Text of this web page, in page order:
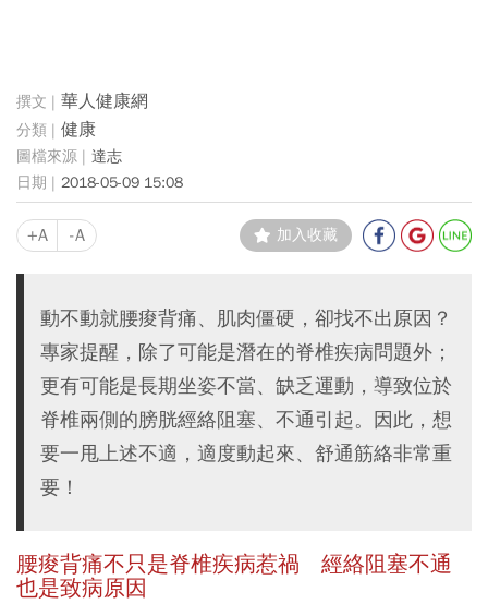
華人健康網
健康
達志
2018-05-09 15:08
+A -A 加入收藏
動不動就腰痠背痛、肌肉僵硬，卻找不出原因？
專家提醒，除了可能是潛在的脊椎疾病問題外；
更有可能是長期坐姿不當、缺乏運動，導致位於
脊椎兩側的膀胱經絡阻塞、不通引起。因此，想
要一甩上述不適，適度動起來、舒通筋絡非常重
要！
腰痠背痛不只是脊椎疾病惹禍 經絡阻塞不通
也是致病原因